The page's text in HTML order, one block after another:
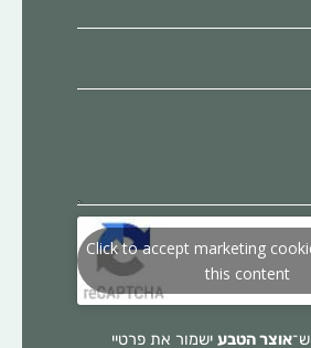
Click to accept marketing
this content
אוצר הטבע ישמור את פרטיי